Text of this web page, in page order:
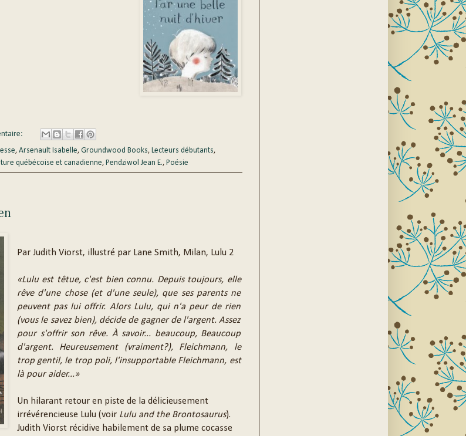
, Arsenault Isabelle, Groundwood Books, Lecteurs débutants,
québécoise et canadienne, Pendziwol Jean E., Poésie
Par Judith Viorst, illustré par Lane Smith, Milan, Lulu 2
«Lulu est têtue, c'est bien connu. Depuis toujours, elle
rêve d'une chose (et d'une seule), que ses parents ne
peuvent pas lui offrir. Alors Lulu, qui n'a peur de rien
(vous le savez bien), décide de gagner de l'argent. Assez
pour s'offrir son rêve. À savoir... beaucoup, Beaucoup
d'argent. Heureusement (vraiment?), Fleichmann, le
trop gentil, le trop poli, l'insupportable Fleichmann, est
là pour aider...»
Un hilarant retour en piste de la délicieusement
irrévérencieuse Lulu (voir Lulu and the Brontosaurus).
Judith Viorst récidive habilement de sa plume cocasse